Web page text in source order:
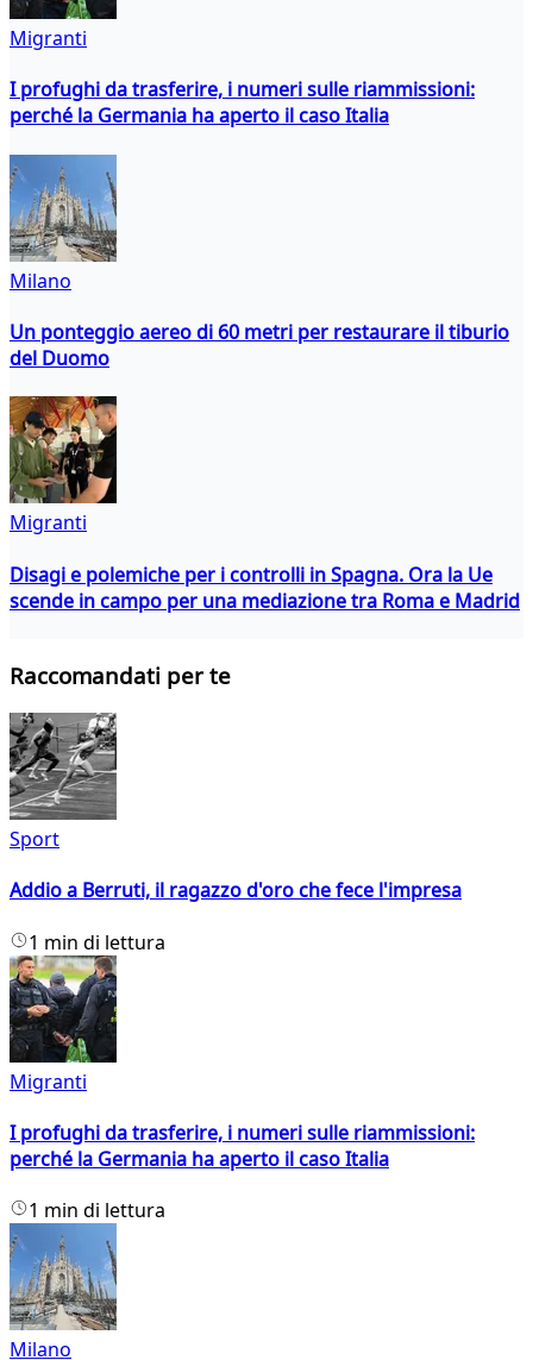
Migranti
I profughi da trasferire, i numeri sulle riammissioni:
perché la Germania ha aperto il caso Italia
Milano
Un ponteggio aereo di 60 metri per restaurare il tiburio
del Duomo
Migranti
Disagi e polemiche per i controlli in Spagna. Ora la Ue
scende in campo per una mediazione tra Roma e Madrid
Raccomandati per te
Sport
Addio a Berruti, il ragazzo d'oro che fece l'impresa
1 min di lettura
Migranti
I profughi da trasferire, i numeri sulle riammissioni:
perché la Germania ha aperto il caso Italia
1 min di lettura
Milano